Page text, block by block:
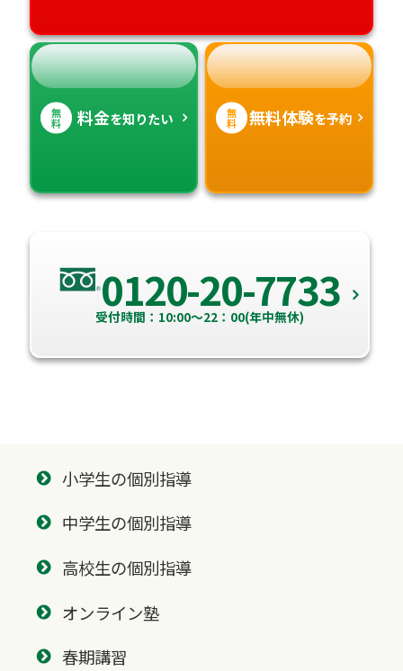
無
料 料金を知りたい 無
料 無料体験を予約
0120-20-7733
受付時間：10:00～22：00(年中無休)
小学生の個別指導
中学生の個別指導
高校生の個別指導
オンライン塾
春期講習